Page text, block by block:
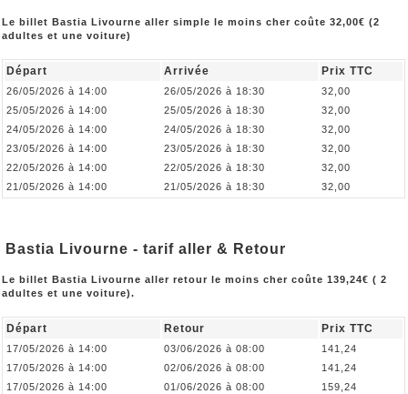
Le billet Bastia Livourne aller simple le moins cher coûte 32,00€ (2
adultes et une voiture)
Départ Arrivée Prix TTC
26/05/2026 à 14:00 26/05/2026 à 18:30
32,00
25/05/2026 à 14:00
25/05/2026 à 18:30
32,00
24/05/2026 à 14:00
24/05/2026 à 18:30
32,00
23/05/2026 à 14:00
23/05/2026 à 18:30
32,00
22/05/2026 à 14:00
22/05/2026 à 18:30
32,00
21/05/2026 à 14:00
21/05/2026 à 18:30 32,00
Bastia Livourne - tarif aller & Retour
Le billet Bastia Livourne aller retour le moins cher coûte 139,24€ ( 2
adultes et une voiture).
Départ Retour Prix TTC
17/05/2026 à 14:00 03/06/2026 à 08:00
141,24
17/05/2026 à 14:00
02/06/2026 à 08:00
141,24
17/05/2026 à 14:00
01/06/2026 à 08:00
159,24